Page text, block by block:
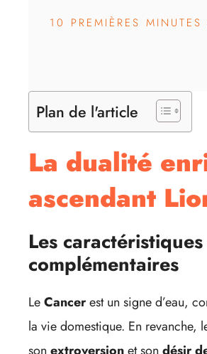
10 PREMIÈRES
Plan de l'article
La dualité
ascendant
Les
complémentaires
LeCancerest un signe d’eau,
la vie domestique. En revanche,